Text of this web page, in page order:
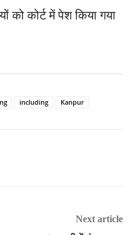
को कोर्ट में पेश किया गया
including Kanpur
Next article